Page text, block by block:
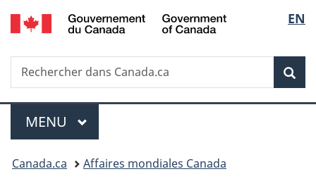
Passer
au
principal
Passer
à
Au
du
Passer
à
version
simplifiée
de
la
EN
Recherche
Rechercher
dans
Menu
MENU PRINCIPAL
Vous
Canada.ca Affaires mondiales Canada